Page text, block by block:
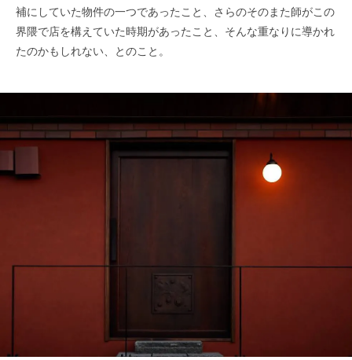
補にしていた物件の一つであったこと、さらのそのまた師がこの
界隈で店を構えていた時期があったこと、そんな重なりに導かれ
たのかもしれない、とのこと。